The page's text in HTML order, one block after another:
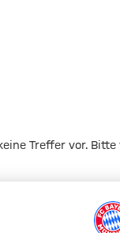
Treffer vor.